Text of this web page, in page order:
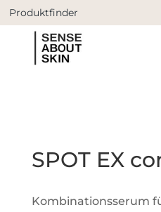
for:
SPOT EX
Kombinationsserum